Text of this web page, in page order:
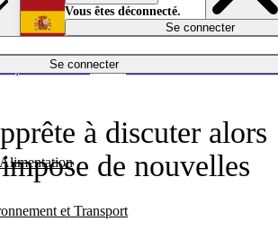
Se connecter
et Transport
Économie
Español
Vous êtes déconnecté.
Se connecter
à discuter alors
de nouvelles